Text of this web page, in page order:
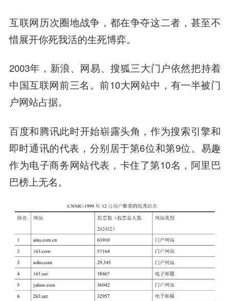
互联网历次圈地战争，都在争夺这二者，甚至不
惜展开你死我活的生死博弈。
2003年，新浪、网易、搜狐三大门户依然把持着
中国互联网前三名。前10大网站中，有一半被门
户网站占据。
百度和腾讯此时开始崭露头角，作为搜索引擎和
即时通讯的代表，分别居于第6位和第9位。易趣
作为电子商务网站代表，卡住了第10名， 阿里巴
巴榜上无名。